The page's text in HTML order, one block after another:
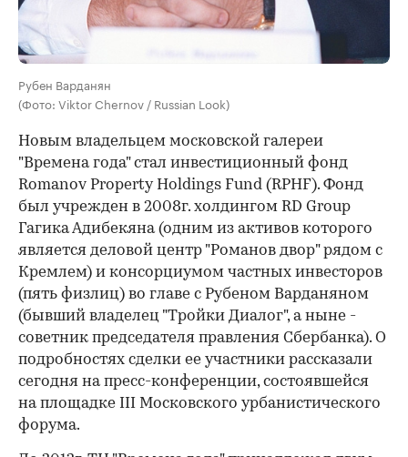
Рубен Варданян
(Фото: Viktor Chernov / Russian Look)
Новым владельцем московской галереи
"Времена года" стал инвестиционный фонд
Romanov Property Holdings Fund (RPHF). Фонд
был учрежден в 2008г. холдингом RD Group
Гагика Адибекяна (одним из активов которого
является деловой центр "Романов двор" рядом с
Кремлем) и консорциумом частных инвесторов
(пять физлиц) во главе с Рубеном Варданяном
(бывший владелец "Тройки Диалог", а ныне -
советник председателя правления Сбербанка). О
подробностях сделки ее участники рассказали
сегодня на пресс-конференции, состоявшейся
на площадке III Московского урбанистического
форума.